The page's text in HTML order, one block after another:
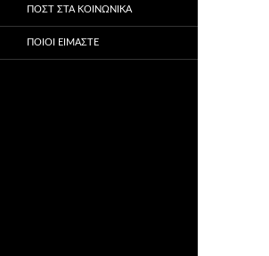
ΠΟΣΤ ΣΤΑ ΚΟΙΝΩΝΙΚΆ
ΠΟΙΟΙ ΕΊΜΑΣΤΕ